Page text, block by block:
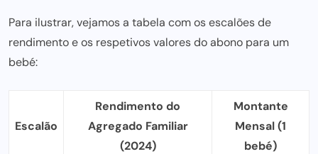
Para ilustrar, vejamos a tabela com os escalões de
rendimento e os respetivos valores do abono para um
bebé:
Escalão
Rendimento do
Agregado Familiar
(2024)
Montante
Mensal (1
bebé)